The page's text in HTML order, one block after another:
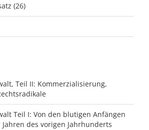
(26)
Teil II: Kommerzialisierung,
Teil I: Von den blutigen Anfängen
des vorigen Jahrhunderts